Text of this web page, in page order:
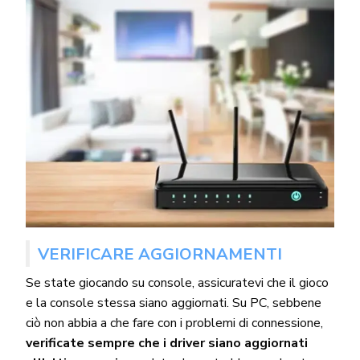
VERIFICARE AGGIORNAMENTI
Se state giocando su console, assicuratevi che il gioco
e la console stessa siano aggiornati. Su PC, sebbene
ciò non abbia a che fare con i problemi di connessione,
verificate sempre che i driver siano aggiornati